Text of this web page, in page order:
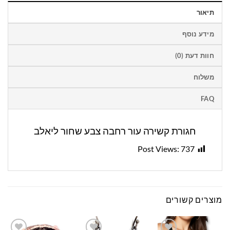
תיאור
מידע נוסף
חוות דעת (0)
משלוח
FAQ
חגורת קשירה עור רחבה צבע שחור ליאלב
Post Views: 737
מוצרים קשורים